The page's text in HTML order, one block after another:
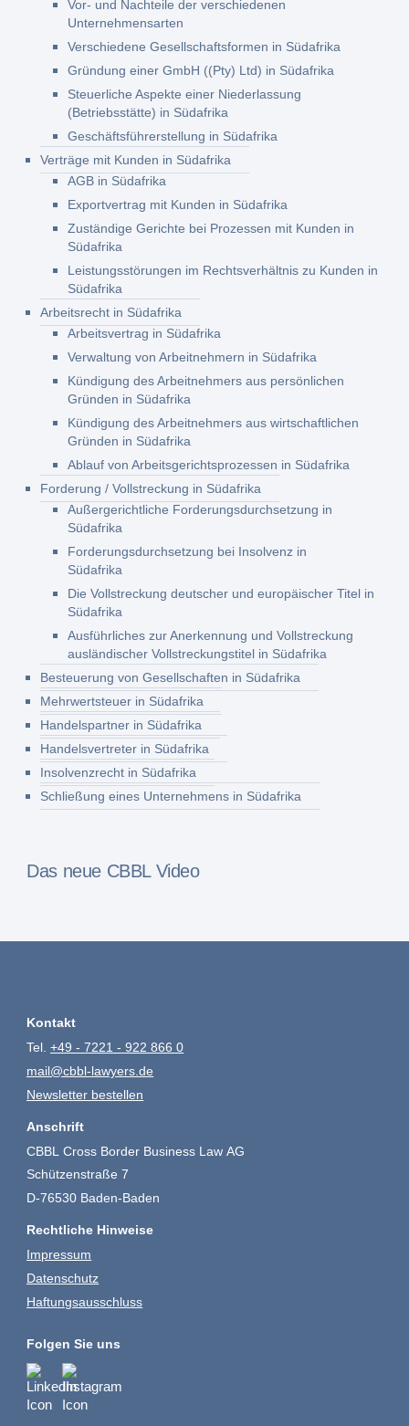
Vor- und Nachteile der verschiedenen
Unternehmensarten
Verschiedene Gesellschaftsformen in Südafrika
Gründung einer GmbH ((Pty) Ltd) in Südafrika
Steuerliche Aspekte einer Niederlassung
(Betriebsstätte) in Südafrika
Geschäftsführerstellung in Südafrika
Verträge mit Kunden in Südafrika
AGB in Südafrika
Exportvertrag mit Kunden in Südafrika
Zuständige Gerichte bei Prozessen mit Kunden in
Südafrika
Leistungsstörungen im Rechtsverhältnis zu Kunden in
Südafrika
Arbeitsrecht in Südafrika
Arbeitsvertrag in Südafrika
Verwaltung von Arbeitnehmern in Südafrika
Kündigung des Arbeitnehmers aus persönlichen
Gründen in Südafrika
Kündigung des Arbeitnehmers aus wirtschaftlichen
Gründen in Südafrika
Ablauf von Arbeitsgerichtsprozessen in Südafrika
Forderung / Vollstreckung in Südafrika
Außergerichtliche Forderungsdurchsetzung in
Südafrika
Forderungsdurchsetzung bei Insolvenz in
Südafrika
Die Vollstreckung deutscher und europäischer Titel in
Südafrika
Ausführliches zur Anerkennung und Vollstreckung
ausländischer Vollstreckungstitel in Südafrika
Besteuerung von Gesellschaften in Südafrika
Mehrwertsteuer in Südafrika
Handelspartner in Südafrika
Handelsvertreter in Südafrika
Insolvenzrecht in Südafrika
Schließung eines Unternehmens in Südafrika
Das neue CBBL Video
Kontakt
Tel.+49 - 7221 - 922 866 0
mail@cbbl-lawyers.de
Newsletter bestellen
Anschrift
CBBL Cross Border Business Law AG
Schützenstraße 7
D-76530 Baden-Baden
Rechtliche Hinweise
Impressum
Datenschutz
Haftungsausschluss
Folgen Sie uns